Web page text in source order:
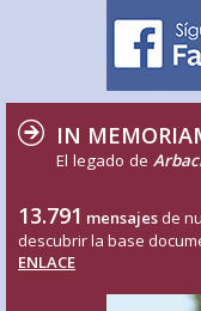
IN
El legado de
13.791 mensajes de
descubrir la base
ENLACE